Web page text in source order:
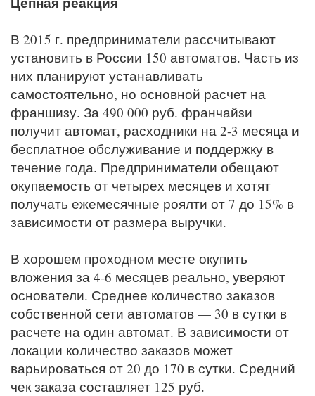
В 2015 г. предприниматели рассчитывают
установить в России 150 автоматов. Часть из
них планируют устанавливать
самостоятельно, но основной расчет на
франшизу. За 490 000 руб. франчайзи
получит автомат, расходники на 2-3 месяца и
бесплатное обслуживание и поддержку в
течение года. Предприниматели обещают
окупаемость от четырех месяцев и хотят
получать ежемесячные роялти от 7 до 15% в
зависимости от размера выручки.
В хорошем проходном месте окупить
вложения за 4-6 месяцев реально, уверяют
основатели. Среднее количество заказов
собственной сети автоматов — 30 в сутки в
расчете на один автомат. В зависимости от
локации количество заказов может
варьироваться от 20 до 170 в сутки. Средний
чек заказа составляет 125 руб.